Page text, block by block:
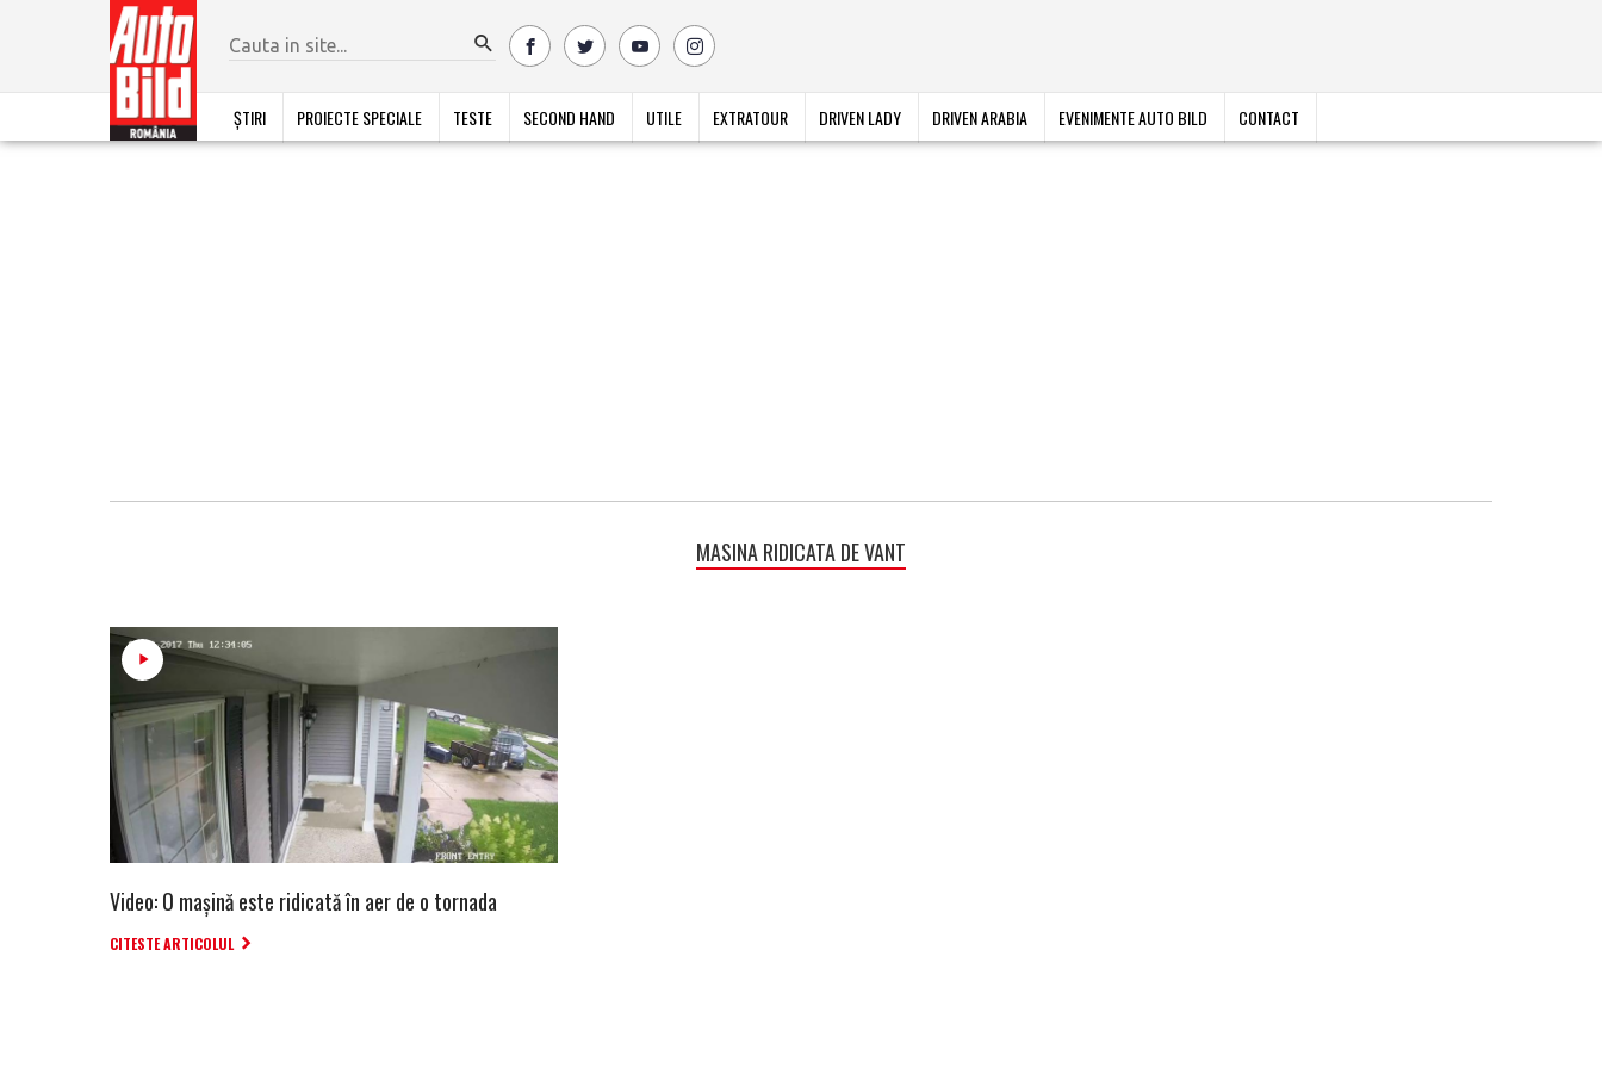
ȘTIRI PROIECTE SPECIALE TESTE SECOND HAND UTILE EXTRATOUR DRIVEN LADY DRIVEN ARABIA EVENIMENTE AUTO BILD CONTACT
MASINA RIDICATA DE VANT
Video: O mașină este ridicată în aer de o tornada
CITESTE ARTICOLUL